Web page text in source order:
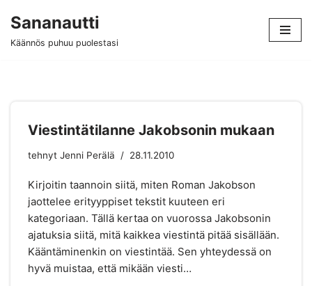
Siirry
Sananautti
Käännös puhuu puolestasi
Viestintätilanne Jakobsonin mukaan
tehnyt Jenni Perälä 28.11.2010
Kirjoitin taannoin siitä, miten Roman Jakobson
jaottelee erityyppiset tekstit kuuteen eri
kategoriaan. Tällä kertaa on vuorossa Jakobsonin
ajatuksia siitä, mitä kaikkea viestintä pitää sisällään.
Kääntäminenkin on viestintää. Sen yhteydessä on
hyvä muistaa, että mikään viesti…